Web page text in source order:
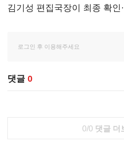
김기성 편집국장이 최종 확인
댓글 0
0/0 댓글 더